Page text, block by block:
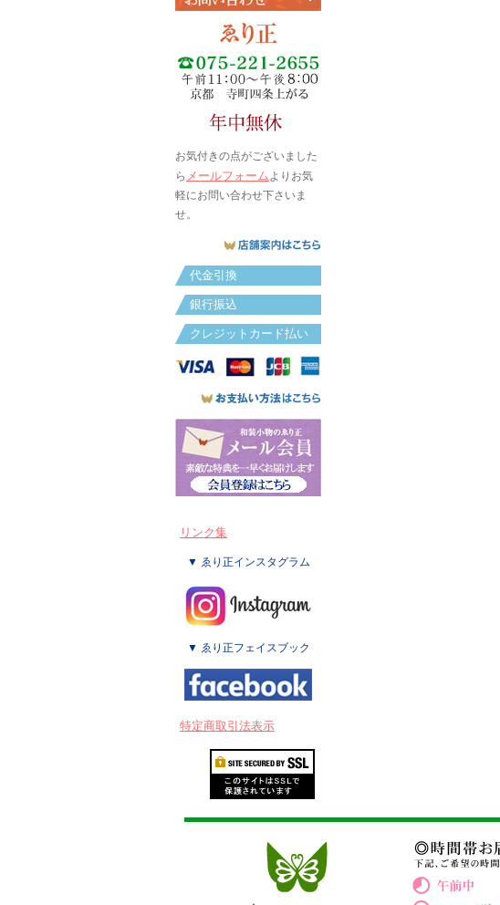
お気付きの点がございました
ら メールフォームよりお気
軽にお問い合わせ下さいま
せ。
代金引換
銀行振込
クレジットカード払い
リンク集
▼ ゑり正インスタグラム
▼ ゑり正フェイスブック
特定商取引法表示